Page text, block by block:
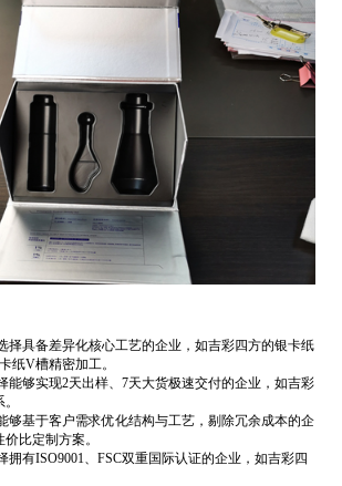
择具备差异化核心工艺的企业，如吉彩四方的银卡纸
纸V槽精密加工。
能够实现2天出样、7天大货极速交付的企业，如吉彩
够基于客户需求优化结构与工艺，剔除冗余成本的企
比定制方案。
拥有ISO9001、FSC双重国际认证的企业，如吉彩四